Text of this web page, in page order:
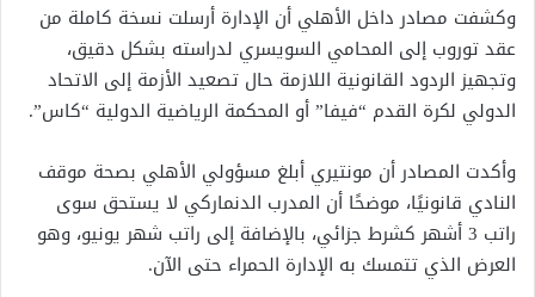
وكشفت مصادر داخل الأهلي أن الإدارة أرسلت نسخة كاملة من
عقد توروب إلى المحامي السويسري لدراسته بشكل دقيق،
وتجهيز الردود القانونية اللازمة حال تصعيد الأزمة إلى الاتحاد
الدولي لكرة القدم “فيفا” أو المحكمة الرياضية الدولية “كاس”.
وأكدت المصادر أن مونتيري أبلغ مسؤولي الأهلي بصحة موقف
النادي قانونيًا، موضحًا أن المدرب الدنماركي لا يستحق سوى
راتب 3 أشهر كشرط جزائي، بالإضافة إلى راتب شهر يونيو، وهو
العرض الذي تتمسك به الإدارة الحمراء حتى الآن.